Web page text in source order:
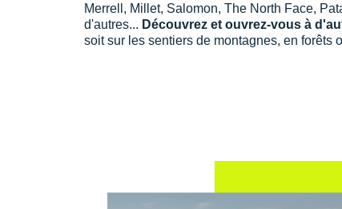
Merrell, Millet, Salomon, The North Face,
d'autres... Découvrez et ouvrez-vous à
soit sur les sentiers de montagnes, en forêts